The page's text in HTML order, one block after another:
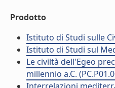
Prodotto
Istituto di Studi sulle
Istituto di Studi sul
Le civiltà dell'Egeo
millennio a.C.